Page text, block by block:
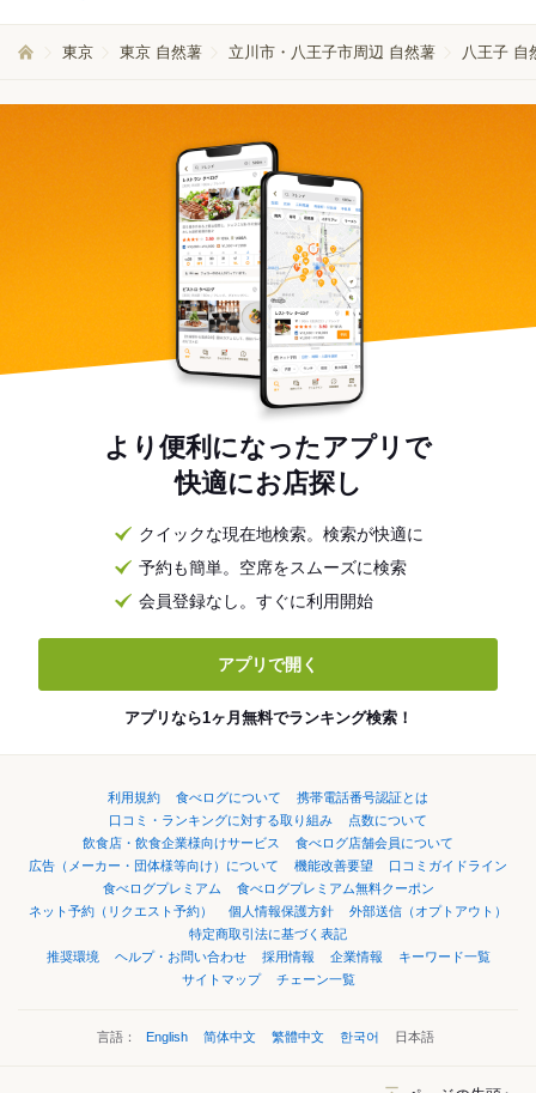
東京 東京 自然薯 立川市・八王子市周辺 自然薯 八王子 自
より便利になったアプリで
快適にお店探し
クイックな現在地検索。検索が快適に
予約も簡単。空席をスムーズに検索
会員登録なし。すぐに利用開始
アプリで開く
アプリなら1ヶ月無料でランキング検索！
利用規約 食べログについて
携帯電話番号認証とは
口コミ・ランキングに対する取り組み
点数について
飲食店・飲食企業様向けサービス
食べログ店舗会員について
広告（メーカー・団体様等向け）について
機能改善要望
口コミガイドライン
食べログプレミアム
食べログプレミアム無料クーポン
ネット予約（リクエスト予約）
個人情報保護方針
外部送信（オプトアウト）
特定商取引法に基づく表記
推奨環境
ヘルプ・お問い合わせ 採用情報 企業情報
キーワード一覧
サイトマップ
チェーン一覧
言語： English 简体中文 繁體中文 한국어 日本語